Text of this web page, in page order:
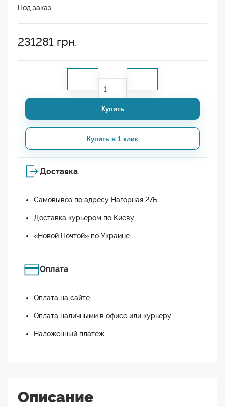
Под заказ
231281 грн.
Купить
Купить в 1 клик
Доставка
Самовывоз по адресу Нагорная 27Б
Доставка курьером по Киеву
«Новой Почтой» по Украине
Оплата
Оплата на сайте
Оплата наличными в офисе или курьеру
Наложенный платеж
Описание